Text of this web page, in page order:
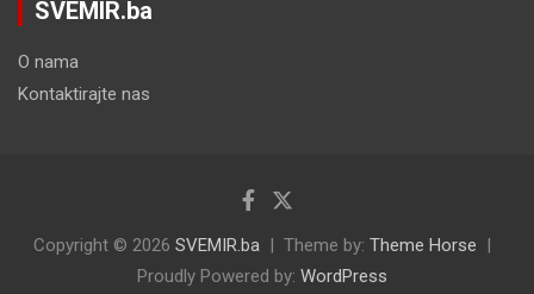
SVEMIR.ba
O nama
Kontaktirajte nas
Copyright © 2026 SVEMIR.ba Theme by: Theme Horse
Proudly Powered by: WordPress